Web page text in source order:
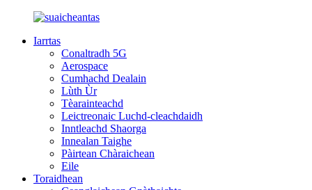
Iarrtas
Conaltradh 5G
Aerospace
Cumhachd Dealain
Lùth Ùr
Tèarainteachd
Leictreonaic Luchd-cleachdaidh
Inntleachd Shaorga
Innealan Taighe
Pàirtean Chàraichean
Eile
Toraidhean